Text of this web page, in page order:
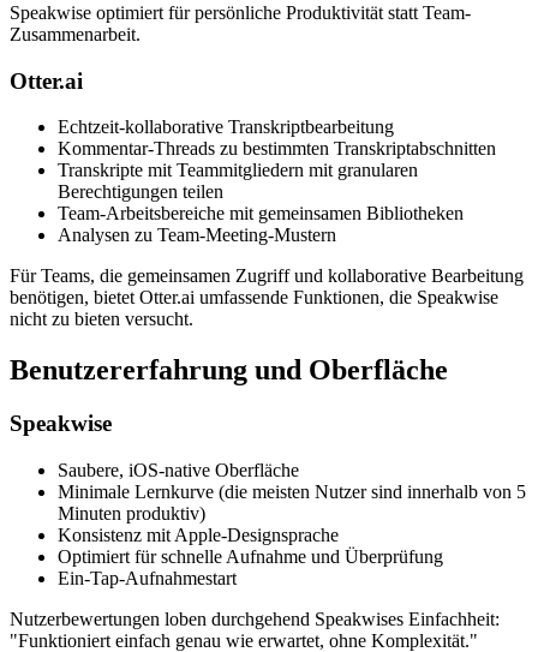
Speakwise optimiert für persönliche Produktivität statt Team-
Zusammenarbeit.
Otter.ai
Echtzeit-kollaborative Transkriptbearbeitung
Kommentar-Threads zu bestimmten Transkriptabschnitten
Transkripte mit Teammitgliedern mit granularen
Berechtigungen teilen
Team-Arbeitsbereiche mit gemeinsamen Bibliotheken
Analysen zu Team-Meeting-Mustern
Für Teams, die gemeinsamen Zugriff und kollaborative Bearbeitung
benötigen, bietet Otter.ai umfassende Funktionen, die Speakwise
nicht zu bieten versucht.
Benutzererfahrung und Oberfläche
Speakwise
Saubere, iOS-native Oberfläche
Minimale Lernkurve (die meisten Nutzer sind innerhalb von 5
Minuten produktiv)
Konsistenz mit Apple-Designsprache
Optimiert für schnelle Aufnahme und Überprüfung
Ein-Tap-Aufnahmestart
Nutzerbewertungen loben durchgehend Speakwises Einfachheit:
"Funktioniert einfach genau wie erwartet, ohne Komplexität."